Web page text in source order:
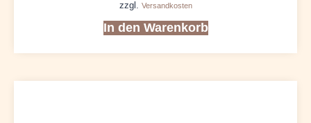
zzgl. Versandkosten
In den Warenkorb